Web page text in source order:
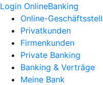
Login OnlineBanking
Online-
Privatkunden
Firmenkunden
Private Banking
Banking & Verträge
Meine Bank